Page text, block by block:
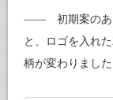
―― 初期案のあ
と、ロゴを入れ
柄が変わりました